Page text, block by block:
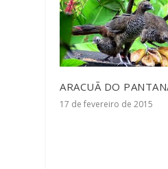
ARACUÃ DO
17 de fevereiro de 2015